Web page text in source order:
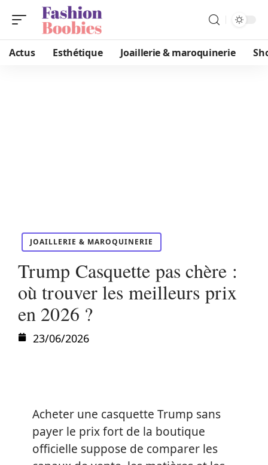
Actus Esthétique Joaillerie & maroquinerie
JOAILLERIE & MAROQUINERIE
Trump Casquette pas chère :
où trouver les meilleurs prix
en 2026 ?
23/06/2026
Acheter une casquette Trump sans
payer le prix fort de la boutique
officielle suppose de comparer les